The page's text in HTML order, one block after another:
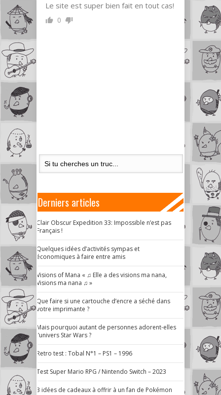
Le site est super bien fait en tout cas!
0
Derniers articles
Clair Obscur Expedition 33: Impossible n’est pas
Français !
Quelques idées d’activités sympas et
économiques à faire entre amis
Visions of Mana « ♫ Elle a des visions ma nana,
Visions ma nana ♫ »
Que faire si une cartouche d’encre a séché dans
votre imprimante ?
Mais pourquoi autant de personnes adorent-elles
l’univers Star Wars ?
Retro test : Tobal N°1 – PS1 – 1996
Test Super Mario RPG / Nintendo Switch – 2023
3 idées de cadeaux à offrir à un fan de Pokémon